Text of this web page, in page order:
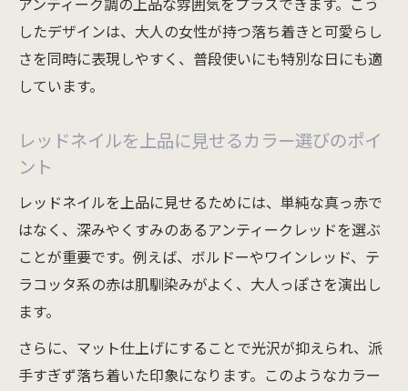
アンティーク調の上品な雰囲気をプラスできます。こう
したデザインは、大人の女性が持つ落ち着きと可愛らし
さを同時に表現しやすく、普段使いにも特別な日にも適
しています。
レッドネイルを上品に見せるカラー選びのポイ
ント
レッドネイルを上品に見せるためには、単純な真っ赤で
はなく、深みやくすみのあるアンティークレッドを選ぶ
ことが重要です。例えば、ボルドーやワインレッド、テ
ラコッタ系の赤は肌馴染みがよく、大人っぽさを演出し
ます。
さらに、マット仕上げにすることで光沢が抑えられ、派
手すぎず落ち着いた印象になります。このようなカラー